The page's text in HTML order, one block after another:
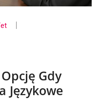
Gdy
Językowe